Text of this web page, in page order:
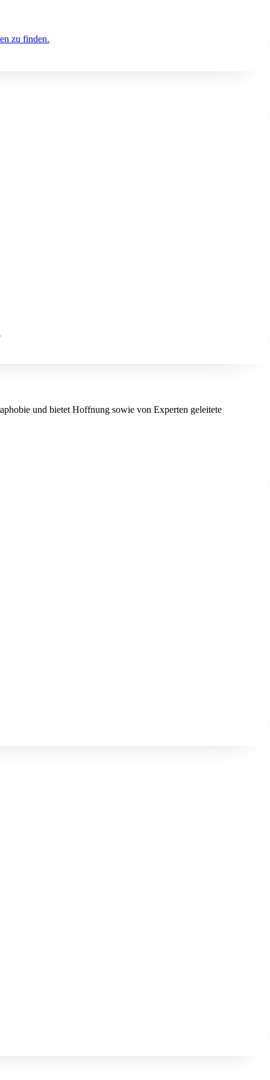
zu finden.
und bietet Hoffnung sowie von Experten geleitete